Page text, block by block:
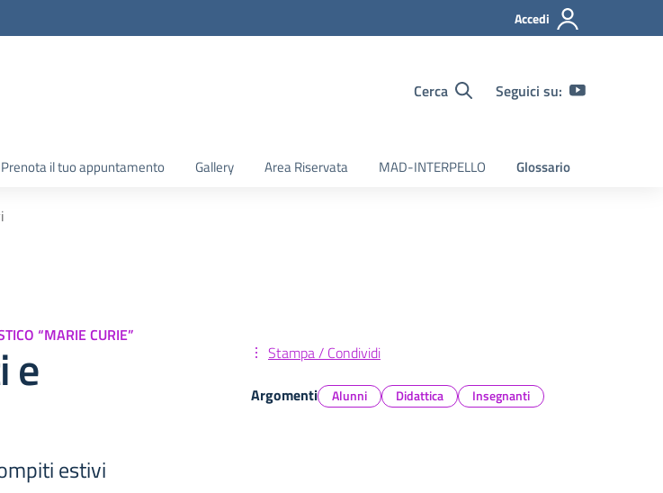
Accedi
Cerca Seguici su:
Prenota il tuo appuntamento Gallery Area Riservata MAD-INTERPELLO Glossario
“MARIE CURIE”
e
estivi
Stampa / Condividi
Argomenti
Alunni Didattica Insegnanti